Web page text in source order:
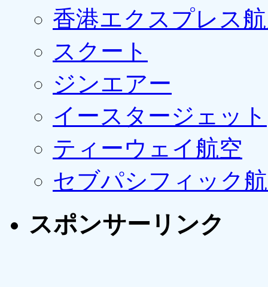
香港エクスプレス
スクート
ジンエアー
イースタージェット
ティーウェイ航空
セブパシフィック
スポンサーリンク